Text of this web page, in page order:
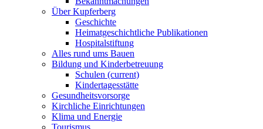
Über Kupferberg
Geschichte
Heimatgeschichtliche Publikationen
Hospitalstiftung
Alles rund ums Bauen
Bildung und Kinderbetreuung
Schulen (current)
Kindertagesstätte
Gesundheitsvorsorge
Kirchliche Einrichtungen
Klima und Energie
Tourismus